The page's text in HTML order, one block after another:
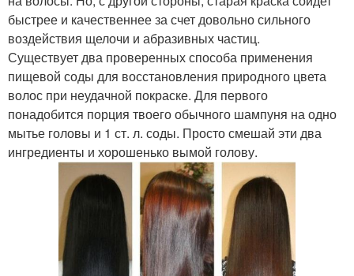
быстрее и качественнее за счет довольно сильного
воздействия щелочи и абразивных частиц.
Существует два проверенных способа применения
пищевой соды для восстановления природного цвета
волос при неудачной покраске. Для первого
понадобится порция твоего обычного шампуня на одно
мытье головы и 1 ст. л. соды. Просто смешай эти два
ингредиенты и хорошенько вымой голову.